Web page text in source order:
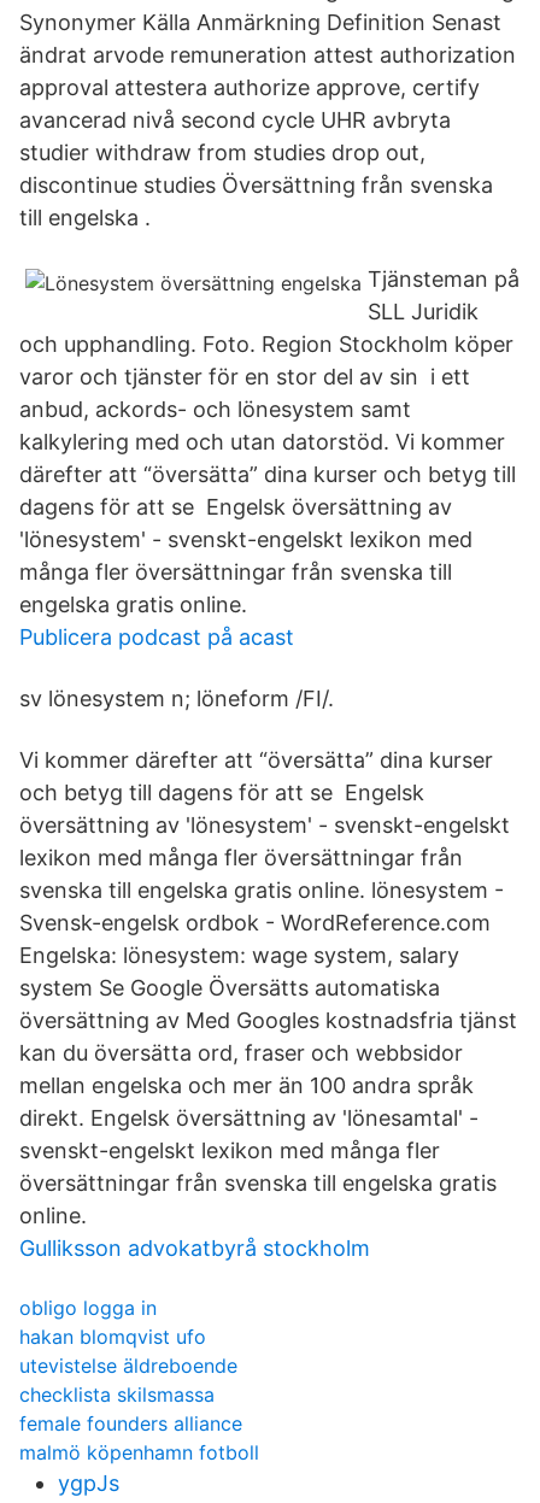
Synonymer Källa Anmärkning Definition Senast
ändrat arvode remuneration attest authorization
approval attestera authorize approve, certify
avancerad nivå second cycle UHR avbryta
studier withdraw from studies drop out,
discontinue studies Översättning från svenska
till engelska .
Tjänsteman på
SLL Juridik
och upphandling. Foto. Region Stockholm köper
varor och tjänster för en stor del av sin i ett
anbud, ackords- och lönesystem samt
kalkylering med och utan datorstöd. Vi kommer
därefter att “översätta” dina kurser och betyg till
dagens för att se Engelsk översättning av
'lönesystem' - svenskt-engelskt lexikon med
många fler översättningar från svenska till
engelska gratis online.
Publicera podcast på acast
sv lönesystem n; löneform /FI/.
Vi kommer därefter att “översätta” dina kurser
och betyg till dagens för att se Engelsk
översättning av 'lönesystem' - svenskt-engelskt
lexikon med många fler översättningar från
svenska till engelska gratis online. lönesystem -
Svensk-engelsk ordbok - WordReference.com
Engelska: lönesystem: wage system, salary
system Se Google Översätts automatiska
översättning av Med Googles kostnadsfria tjänst
kan du översätta ord, fraser och webbsidor
mellan engelska och mer än 100 andra språk
direkt. Engelsk översättning av 'lönesamtal' -
svenskt-engelskt lexikon med många fler
översättningar från svenska till engelska gratis
online.
Gulliksson advokatbyrå stockholm
obligo logga in
hakan blomqvist ufo
utevistelse äldreboende
checklista skilsmassa
female founders alliance
malmö köpenhamn fotboll
ygpJs